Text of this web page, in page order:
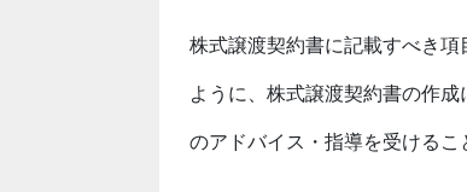
株式譲渡契約書に記載すべき
ように、株式譲渡契約書の作
のアドバイス・指導を受けるこ